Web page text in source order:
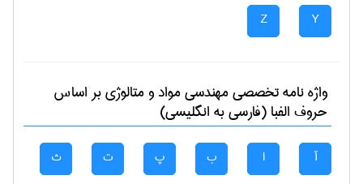
Y
Z
واژه نامه تخصصیمهندسی مواد و متالوژیبر اساس
حروف الفبا (فارسی به انگلیسی)
آ ا ب پ ت ث